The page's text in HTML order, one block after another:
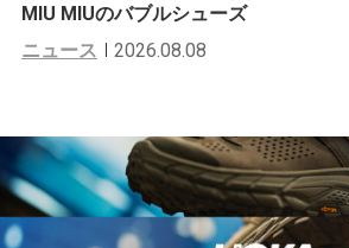
MIU MIUのバブルシューズ
ニュース
2026.08.08